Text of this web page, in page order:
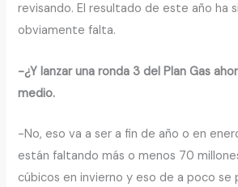
revisando. El resultado de este año ha
obviamente falta.
-¿Y lanzar una ronda 3 del Plan Gas
medio.
-No, eso va a ser a fin de año o en
están faltando más o menos 70
cúbicos en invierno y eso de a poco se